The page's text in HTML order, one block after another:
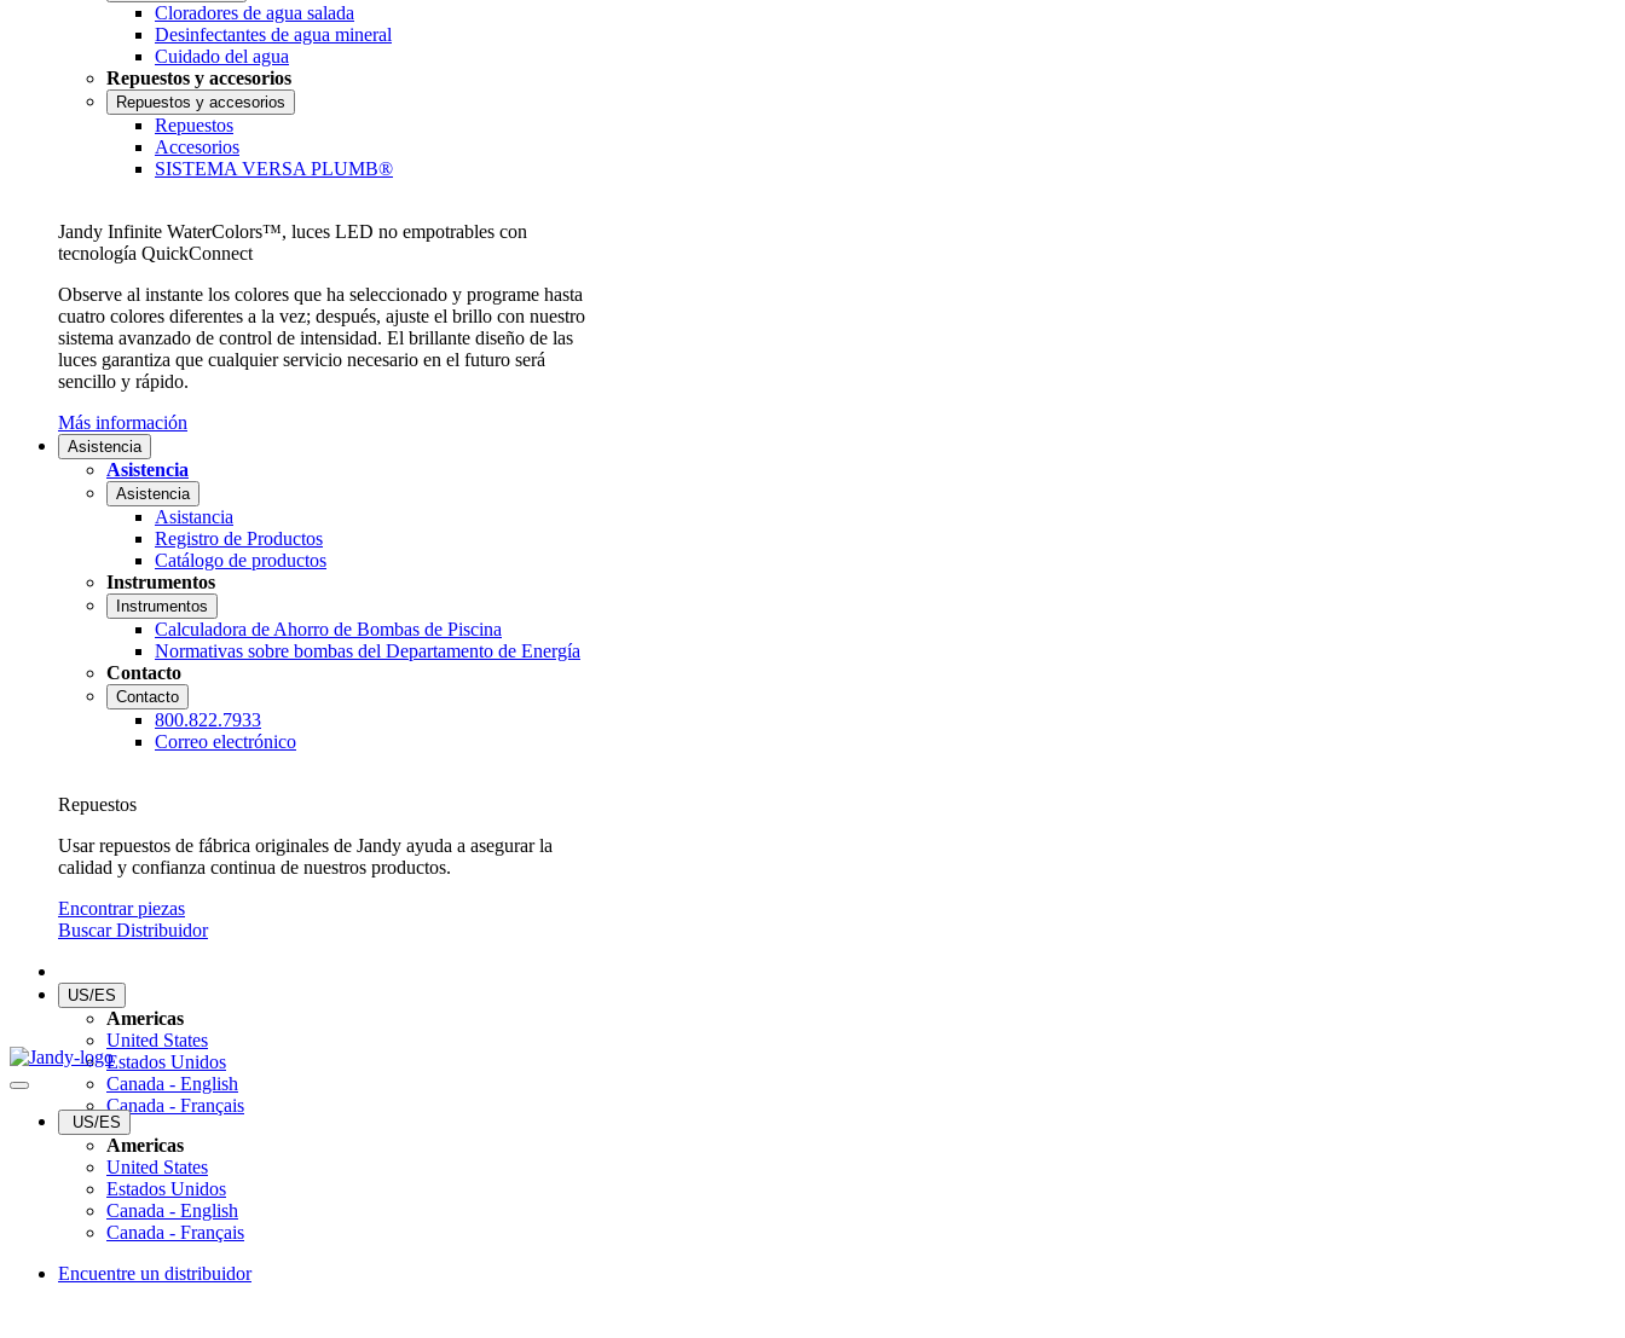
Cloradores de agua salada
Desinfectantes de agua mineral
Cuidado del agua
Repuestos y accesorios
Repuestos y accesorios
Repuestos
Accesorios
SISTEMA VERSA PLUMB®
Jandy Infinite WaterColors™, luces LED no empotrables con
tecnología QuickConnect
Observe al instante los colores que ha seleccionado y programe hasta
cuatro colores diferentes a la vez; después, ajuste el brillo con nuestro
sistema avanzado de control de intensidad. El brillante diseño de las
luces garantiza que cualquier servicio necesario en el futuro será
sencillo y rápido.
Más información
Asistencia
Asistencia
Asistencia
Asistancia
Registro de Productos
Catálogo de productos
Instrumentos
Instrumentos
Calculadora de Ahorro de Bombas de Piscina
Normativas sobre bombas del Departamento de Energía
Contacto
Contacto
800.822.7933
Correo electrónico
Repuestos
Usar repuestos de fábrica originales de Jandy ayuda a asegurar la
calidad y confianza continua de nuestros productos.
Encontrar piezas
Buscar Distribuidor
US/ES
Americas
United States
Estados Unidos
Canada - English
Canada - Français
US/ES
Americas
United States
Estados Unidos
Canada - English
Canada - Français
Encuentre un distribuidor